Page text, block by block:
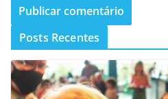
Posts Recentes